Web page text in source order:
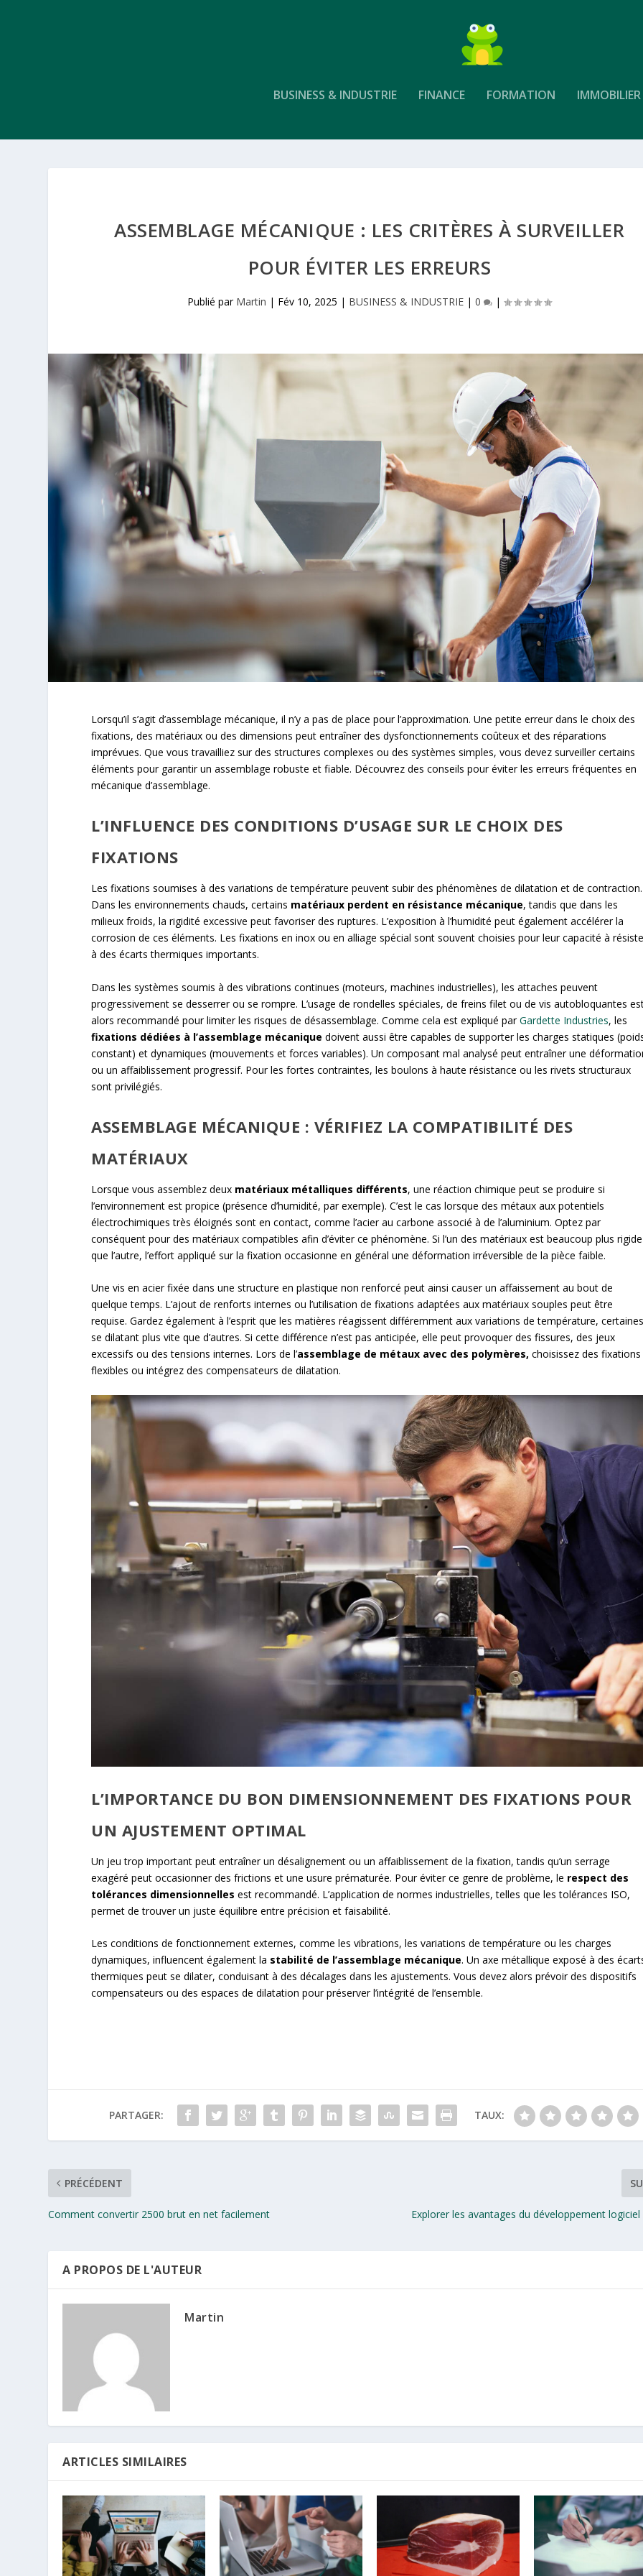
BUSINESS & INDUSTRIE FINANCE FORMATION IMMOBILIER
ASSEMBLAGE MÉCANIQUE : LES CRITÈRES À SURVEILLER
POUR ÉVITER LES ERREURS
Publié par Martin | Fév 10, 2025 | BUSINESS & INDUSTRIE |0 |
Lorsqu’il s’agit d’assemblage mécanique, il n’y a pas de place pour l’approximation. Une petite erreur dans le choix des
fixations, des matériaux ou des dimensions peut entraîner des dysfonctionnements coûteux et des réparations
imprévues. Que vous travailliez sur des structures complexes ou des systèmes simples, vous devez surveiller certains
éléments pour garantir un assemblage robuste et fiable. Découvrez des conseils pour éviter les erreurs fréquentes en
mécanique d’assemblage.
L’INFLUENCE DES CONDITIONS D’USAGE SUR LE CHOIX DES
FIXATIONS
Les fixations soumises à des variations de température peuvent subir des phénomènes de dilatation et de contraction.
Dans les environnements chauds, certains matériaux perdent en résistance mécanique, tandis que dans les
milieux froids, la rigidité excessive peut favoriser des ruptures. L’exposition à l’humidité peut également accélérer la
corrosion de ces éléments. Les fixations en inox ou en alliage spécial sont souvent choisies pour leur capacité à
à des écarts thermiques importants.
Dans les systèmes soumis à des vibrations continues (moteurs, machines industrielles), les attaches peuvent
progressivement se desserrer ou se rompre. L’usage de rondelles spéciales, de freins filet ou de vis autobloquantes
alors recommandé pour limiter les risques de désassemblage. Comme cela est expliqué parGardette Industries, les
fixations dédiées à l’assemblage mécanique doivent aussi être capables de supporter les charges statiques
constant) et dynamiques (mouvements et forces variables). Un composant mal analysé peut entraîner une
ou un affaiblissement progressif. Pour les fortes contraintes, les boulons à haute résistance ou les rivets structuraux
sont privilégiés.
ASSEMBLAGE MÉCANIQUE : VÉRIFIEZ LA COMPATIBILITÉ DES
MATÉRIAUX
Lorsque vous assemblez deux matériaux métalliques différents, une réaction chimique peut se produire si
l’environnement est propice (présence d’humidité, par exemple). C’est le cas lorsque des métaux aux potentiels
électrochimiques très éloignés sont en contact, comme l’acier au carbone associé à de l’aluminium. Optez par
conséquent pour des matériaux compatibles afin d’éviter ce phénomène. Si l’un des matériaux est beaucoup plus rigide
que l’autre, l’effort appliqué sur la fixation occasionne en général une déformation irréversible de la pièce faible.
Une vis en acier fixée dans une structure en plastique non renforcé peut ainsi causer un affaissement au bout de
quelque temps. L’ajout de renforts internes ou l’utilisation de fixations adaptées aux matériaux souples peut être
requise. Gardez également à l’esprit que les matières réagissent différemment aux variations de température,
se dilatant plus vite que d’autres. Si cette différence n’est pas anticipée, elle peut provoquer des fissures, des jeux
excessifs ou des tensions internes. Lors de l’assemblage de métaux avec des polymères, choisissez des fixations
flexibles ou intégrez des compensateurs de dilatation.
L’IMPORTANCE DU BON DIMENSIONNEMENT DES FIXATIONS POUR
UN AJUSTEMENT OPTIMAL
Un jeu trop important peut entraîner un désalignement ou un affaiblissement de la fixation, tandis qu’un serrage
exagéré peut occasionner des frictions et une usure prématurée. Pour éviter ce genre de problème, le respect des
tolérances dimensionnelles est recommandé. L’application de normes industrielles, telles que les tolérances ISO,
permet de trouver un juste équilibre entre précision et faisabilité.
Les conditions de fonctionnement externes, comme les vibrations, les variations de température ou les charges
dynamiques, influencent également la stabilité de l’assemblage mécanique. Un axe métallique exposé à des
thermiques peut se dilater, conduisant à des décalages dans les ajustements. Vous devez alors prévoir des dispositifs
compensateurs ou des espaces de dilatation pour préserver l’intégrité de l’ensemble.
PARTAGER: TAUX:
PRÉCÉDENT
Comment convertir 2500 brut en net facilement Explorer les avantages du développement
A PROPOS DE L'AUTEUR
Martin
ARTICLES SIMILAIRES